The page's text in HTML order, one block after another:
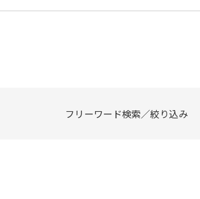
フリーワード検索／絞り込み